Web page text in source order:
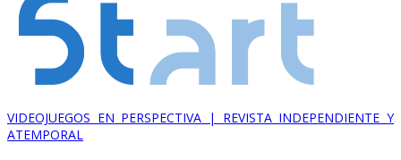
VIDEOJUEGOS EN PERSPECTIVA | REVISTA INDEPENDIENTE Y
ATEMPORAL